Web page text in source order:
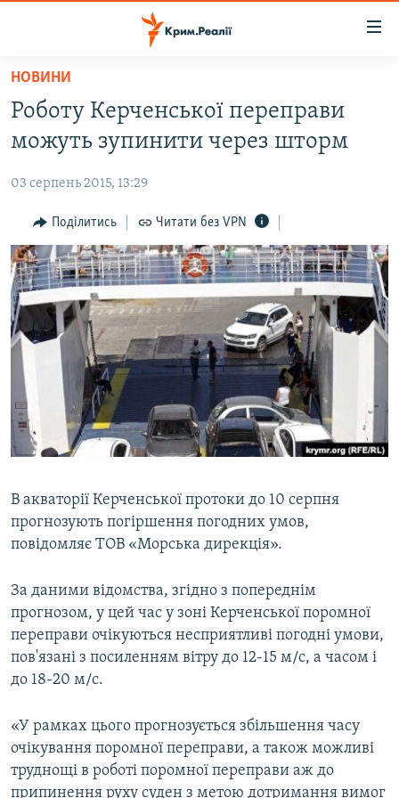
Перейти
основного
матеріалу
Перейти
до
навігації
Перейти
до
пошуку
НОВИНИ
ВОДА.КРИМ
ВІДЕО ТА ФОТО
ПОЛІТИКА
БЛОГИ
ПОГЛЯД
ІНТЕРВ'Ю
ВСЕ ЗА ДЕНЬ
СПЕЦПРОЕКТИ
ДЕПОРТАЦІЯ
ВІДЕОУРОКИ «ELIFBE»
СВІДЧЕННЯ ОКУПАЦІЇ
ІНФОГРАФІКА
ЯК ОБІЙТИ БЛОКУВАННЯ
Русский
Qırımtatar
ДОЛУЧАЙСЯ!
Усі сайти RFE/RL
НОВИНИ
Роботу Керченської переправи
можуть зупинити через шторм
03 серпень 2015, 13:29
Поділитись Читати без VPN
В акваторії Керченської протоки до 10 серпня
прогнозують погіршення погодних умов,
повідомляє ТОВ «Морська дирекція».
За даними відомства, згідно з попереднім
прогнозом, у цей час у зоні Керченської поромної
переправи очікуються несприятливі погодні умови,
пов'язані з посиленням вітру до 12-15 м/с, а часом і
до 18-20 м/с.
«У рамках цього прогнозується збільшення часу
очікування поромної переправи, а також можливі
труднощі в роботі поромної переправи аж до
припинення руху суден з метою дотримання вимог